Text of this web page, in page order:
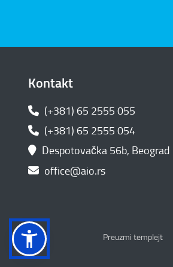
Kontakt
(+381) 65 2555 055
(+381) 65 2555 054
Despotovačka 56b, Beograd
office@aio.rs
Preuzmi templejt